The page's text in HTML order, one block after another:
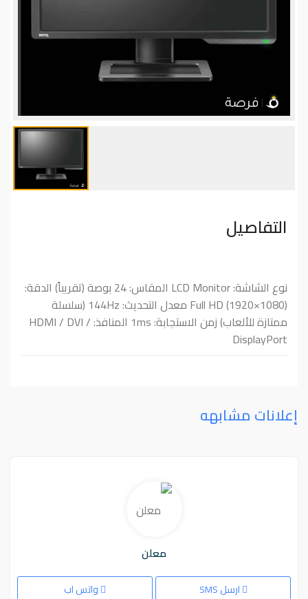
التفاصيل
نوع الشاشة: LCD Monitor المقاس: 24 بوصة (تقريباً) الدقة:
Full HD (1920×1080) معدل التحديث: 144Hz (سلسلة
ممتازة للألعاب) زمن الاستجابة: 1ms المنافذ: HDMI / DVI /
DisplayPort
إعلانات مشابهه
معلن
ارسل SMS واتس اب